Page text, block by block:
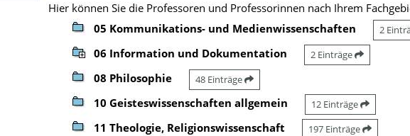
Hier können Sie die Professoren und Professorinnen nach Ihrem
05 Kommunikations- und Medienwissenschaften
2
06 Information und Dokumentation 2 Einträge
08 Philosophie 48 Einträge
10 Geisteswissenschaften allgemein 12 Einträge
11 Theologie, Religionswissenschaft 197 Einträge